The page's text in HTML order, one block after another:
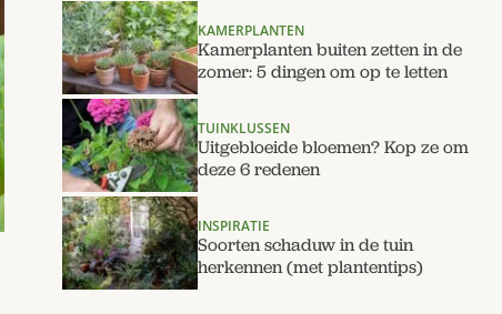
KAMERPLANTEN
Kamerplanten buiten zetten in de
zomer: 5 dingen om op te letten
TUINKLUSSEN
Uitgebloeide bloemen? Kop ze om
deze 6 redenen
INSPIRATIE
Soorten schaduw in de tuin
herkennen (met plantentips)